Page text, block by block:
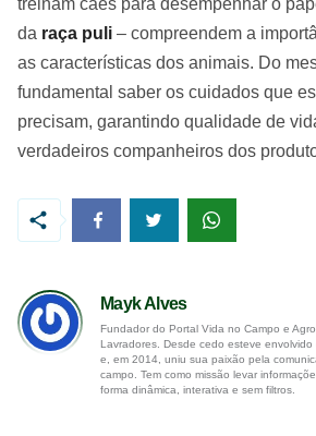
treinam cães para desempenhar o
da raça puli – compreendem a
as características dos animais. Do
fundamental saber os cuidados que
precisam, garantindo qualidade de
verdadeiros companheiros dos
Mayk Alves
Fundador do Portal Vida no Campo e
Lavradores. Desde cedo esteve
e, em 2014, uniu sua paixão pela
campo. Tem como missão levar
forma dinâmica, interativa e sem filtros.